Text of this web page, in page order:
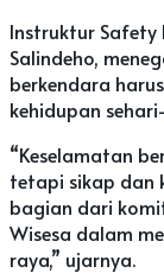
Instruktur Safety
Salindeho,
berkendara
kehidupan
“Keselamatan
tetapi sikap dan
bagian dari
Wisesa dalam
raya,” ujarnya.